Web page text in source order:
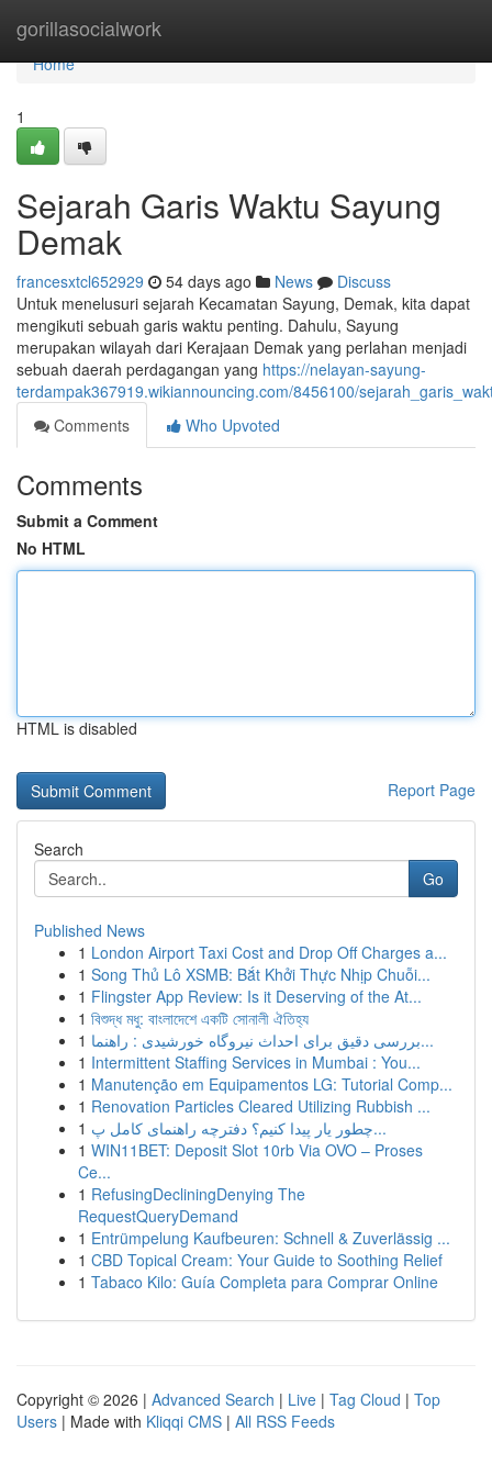
gorillasocialwork
Home
Home
1
Sejarah Garis Waktu Sayung
Demak
francesxtcl652929 54 days ago News
Discuss
Untuk menelusuri sejarah Kecamatan Sayung, Demak, kita dapat
mengikuti sebuah garis waktu penting. Dahulu, Sayung
merupakan wilayah dari Kerajaan Demak yang perlahan menjadi
sebuah daerah perdagangan yang https://nelayan-sayung-
terdampak367919.wikiannouncing.com/8456100/
Comments
Who Upvoted
Comments
Submit a Comment
No HTML
HTML is disabled
Report Page
Search
Go
Published News
1 London Airport Taxi Cost and Drop Off Charges a...
1 Song Thủ Lô XSMB: Bắt Khởi Thực Nhịp Chuỗi...
1 Flingster App Review: Is it Deserving of the At...
1 বিশুদ্ধ মধু: বাংলাদেশে একটি সোনালী ঐতিহ্য
1
بررسی دقیق برای احداث نیروگاه خورشیدی : راهنما...
1 Intermittent Staffing Services in Mumbai : You...
1 Manutenção em Equipamentos LG: Tutorial Comp...
1 Renovation Particles Cleared Utilizing Rubbish ...
1
چطور یار پیدا کنیم؟ دفترچه راهنمای کامل پ...
1 WIN11BET: Deposit Slot 10rb Via OVO – Proses
Ce...
1 RefusingDecliningDenying The
RequestQueryDemand
1 Entrümpelung Kaufbeuren: Schnell & Zuverlässig ...
1 CBD Topical Cream: Your Guide to Soothing Relief
1 Tabaco Kilo: Guía Completa para Comprar Online
Copyright © 2026 | Advanced Search | Live | Tag Cloud | Top
Users | Made with Kliqqi CMS | All RSS Feeds